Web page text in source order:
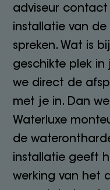
adviseur
installatie van
spreken. Wat is
geschikte plek in
we direct de
met je in. Dan
Waterluxe
de
installatie geeft
werking van het